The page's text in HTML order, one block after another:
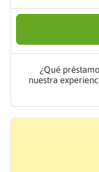
¿Qué
nuestra